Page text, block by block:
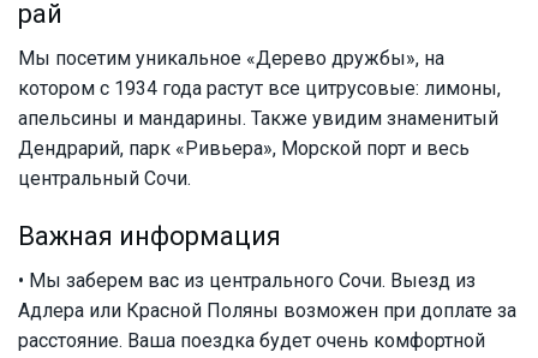
рай
Мы посетим уникальное «Дерево дружбы», на
котором с 1934 года растут все цитрусовые: лимоны,
апельсины и мандарины. Также увидим знаменитый
Дендрарий, парк «Ривьера», Морской порт и весь
центральный Сочи.
Важная информация
• Мы заберем вас из центрального Сочи. Выезд из
Адлера или Красной Поляны возможен при доплате за
расстояние. Ваша поездка будет очень комфортной